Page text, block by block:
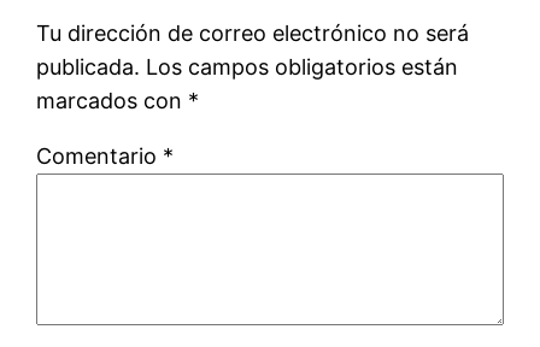
Tu dirección de correo electrónico no será
publicada. Los campos obligatorios están
marcados con *
Comentario *